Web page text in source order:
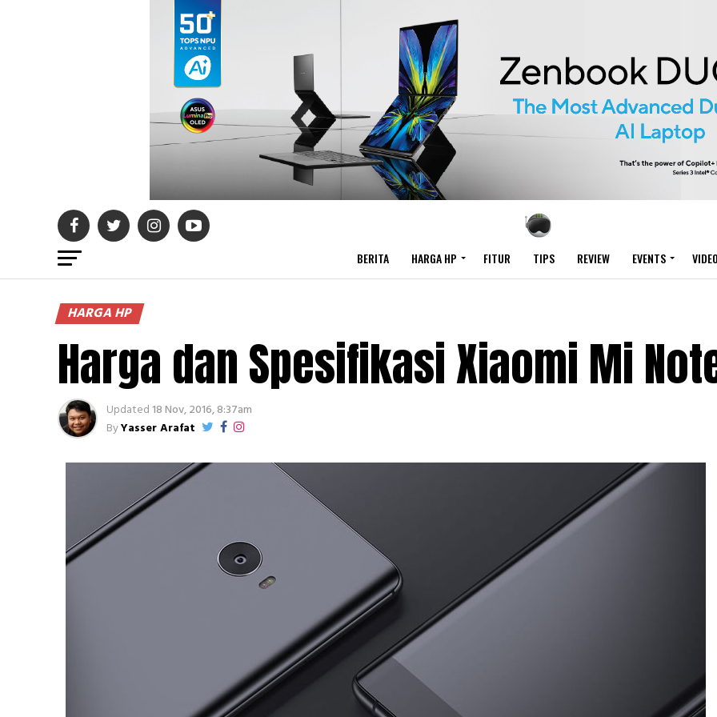
BERITA HARGA HP FITUR TIPS REVIEW EVENTS
HARGA HP
Harga dan Spesifikasi Xiaomi Mi
Updated 18 Nov, 2016, 8:37am
ByYasser Arafat